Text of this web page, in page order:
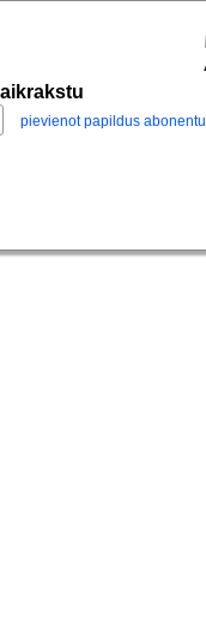
pievienot papildus abonentu